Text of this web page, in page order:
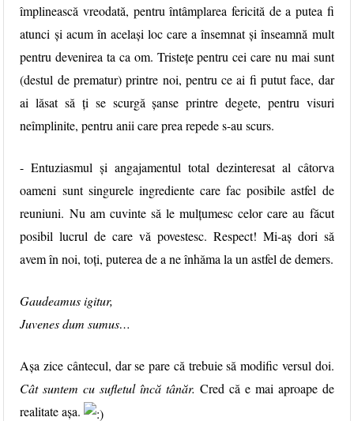
împlinească vreodată, pentru întâmplarea fericită de a putea fi
atunci și acum în același loc care a însemnat și înseamnă mult
pentru devenirea ta ca om. Tristețe pentru cei care nu mai sunt
(destul de prematur) printre noi, pentru ce ai fi putut face, dar
ai lăsat să ți se scurgă șanse printre degete, pentru visuri
neîmplinite, pentru anii care prea repede s-au scurs.
- Entuziasmul și angajamentul total dezinteresat al câtorva
oameni sunt singurele ingrediente care fac posibile astfel de
reuniuni. Nu am cuvinte să le mulțumesc celor care au făcut
posibil lucrul de care vă povestesc. Respect! Mi-aș dori să
avem în noi, toți, puterea de a ne înhăma la un astfel de demers.
Gaudeamus igitur,
Juvenes dum sumus…
Așa zice cântecul, dar se pare că trebuie să modific versul doi.
Cât suntem cu sufletul încă tânăr. Cred că e mai aproape de
realitate așa.